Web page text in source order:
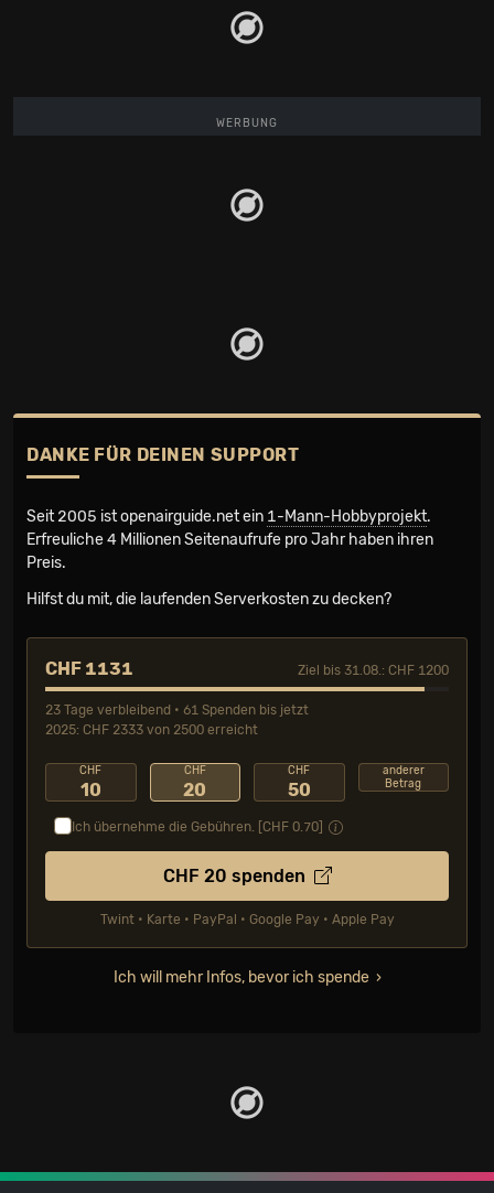
WERBUNG
DANKE FÜR DEINEN SUPPORT
Seit 2005 ist openairguide.net ein 1-Mann-Hobbyprojekt.
Erfreuliche 4 Millionen Seiten­aufrufe pro Jahr haben ihren
Preis.
Hilfst du mit, die laufenden Serverkosten zu decken?
CHF 1131 Ziel bis 31.08.: CHF 1200
23 Tage verbleibend • 61 Spenden bis jetzt
2025: CHF 2333 von 2500 erreicht
CHF
10
CHF
20
CHF
50
anderer
Betrag
Ich übernehme die Gebühren. [CHF 0.70
CHF 20 spenden
Twint • Karte • PayPal • Google Pay • Apple Pay
Ich will mehr Infos, bevor ich spende